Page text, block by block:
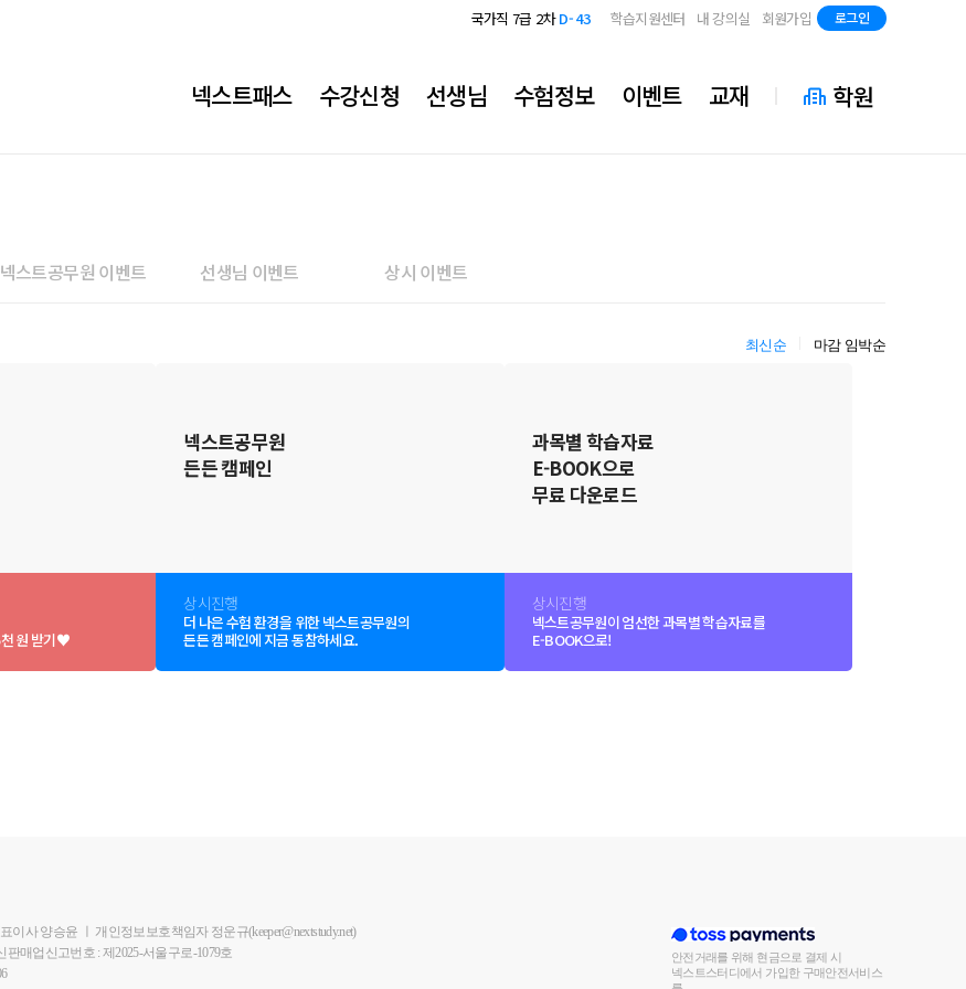
학습지원센터 내 강의실 회원가입 로그인
국가직 7급 2차D-43
지방직 7급
넥스트패스 수강신청 선생님 수험정보 이벤트 교재 학원
넥스트공무원 이벤트 선생님 이벤트 상시 이벤트
최신순 마감 임박순
천 원 받기♥
넥스트공무원
든든 캠페인
상시진행
더 나은 수험 환경을 위한 넥스트공무원의
든든 캠페인에 지금 동참하세요.
과목별 학습자료
E-BOOK으로
무료 다운로드
상시진행
넥스트공무원이 엄선한 과목별 학습자료를
E-BOOK으로!
이사 양승윤
개인정보보호책임자 정운규(keeper@nextstudy.net)
판매업신고번호 : 제2025-서울구로-1079호
안전거래를 위해 현금으로 결제 시
넥스트스터디에서 가입한 구매안전서비스